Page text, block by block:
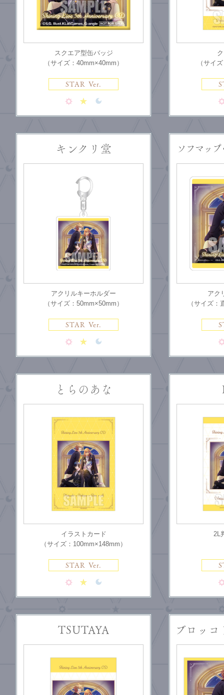
スクエア型缶バッジ
（サイズ：40mm×40mm）
STAR Ver.
（サイ
キンクリ堂
アクリルキーホルダー
（サイズ：50mm×50mm）
STAR Ver.
ソフマップ
アク
（サイズ
とらのあな
イラストカード
（サイズ：100mm×148mm）
STAR Ver.
2L
TSUTAYA ブロッ